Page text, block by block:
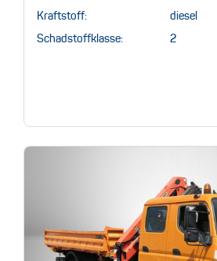
Kraftstoff: diesel
Schadstoffklasse: 2